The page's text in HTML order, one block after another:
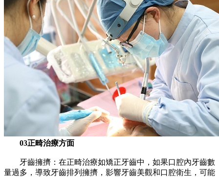
03正畸治療方面
牙齒擁擠：在正畸治療如矯正牙齒中，如果口腔內牙齒數
量過多，導致牙齒排列擁擠，影響牙齒美觀和口腔衛生，可能